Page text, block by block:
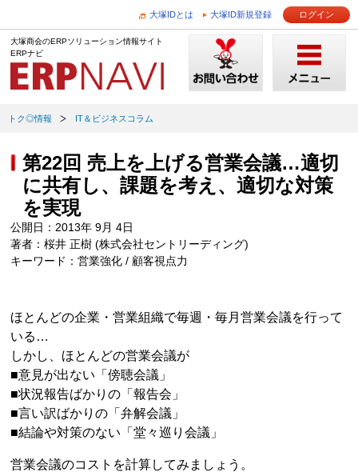
大塚IDとは 大塚ID新規登録 ログイン
大塚商会のERPソリューション情報サイト
ERPナビ
トク◎情報 IT＆ビジネスコラム
第22回 売上を上げる営業会議…適切
に共有し、課題を考え、適切な対策
を実現
公開日：2013年 9月 4日
著者：桜井 正樹 (株式会社セントリーディング)
キーワード：営業強化 / 顧客視点力
ほとんどの企業・営業組織で毎週・毎月営業会議を行って
いる…
しかし、ほとんどの営業会議が
■意見が出ない「傍聴会議」
■状況報告ばかりの「報告会」
■言い訳ばかりの「弁解会議」
■結論や対策のない「堂々巡り会議」
営業会議のコストを計算してみましょう。